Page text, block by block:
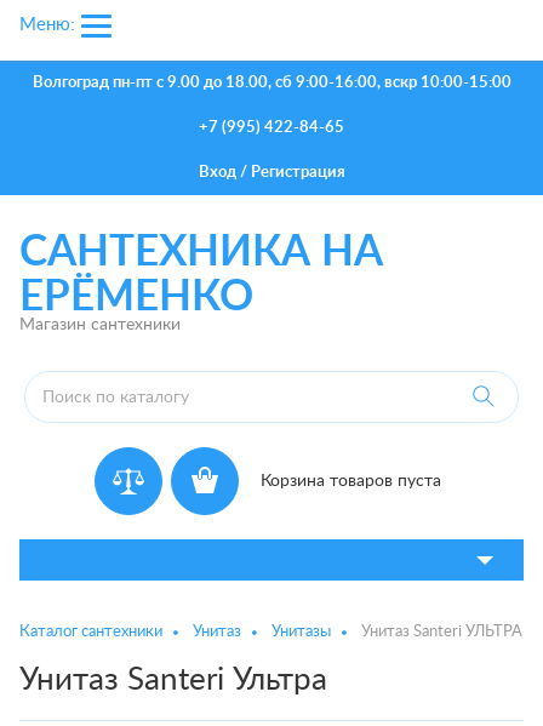
Волгоград пн-пт с 9.00 до 18.00, сб 9:00-16:00, вскр 10:00-15:00
+7 (995) 422-84-65
Вход/ Регистрация
САНТЕХНИКА НА
ЕРЁМЕНКО
Магазин сантехники
Корзина товаров пуста
Меню:
Каталог сантехники Унитаз Унитазы Унитаз Santeri УЛЬТРА
Унитаз Santeri Ультра